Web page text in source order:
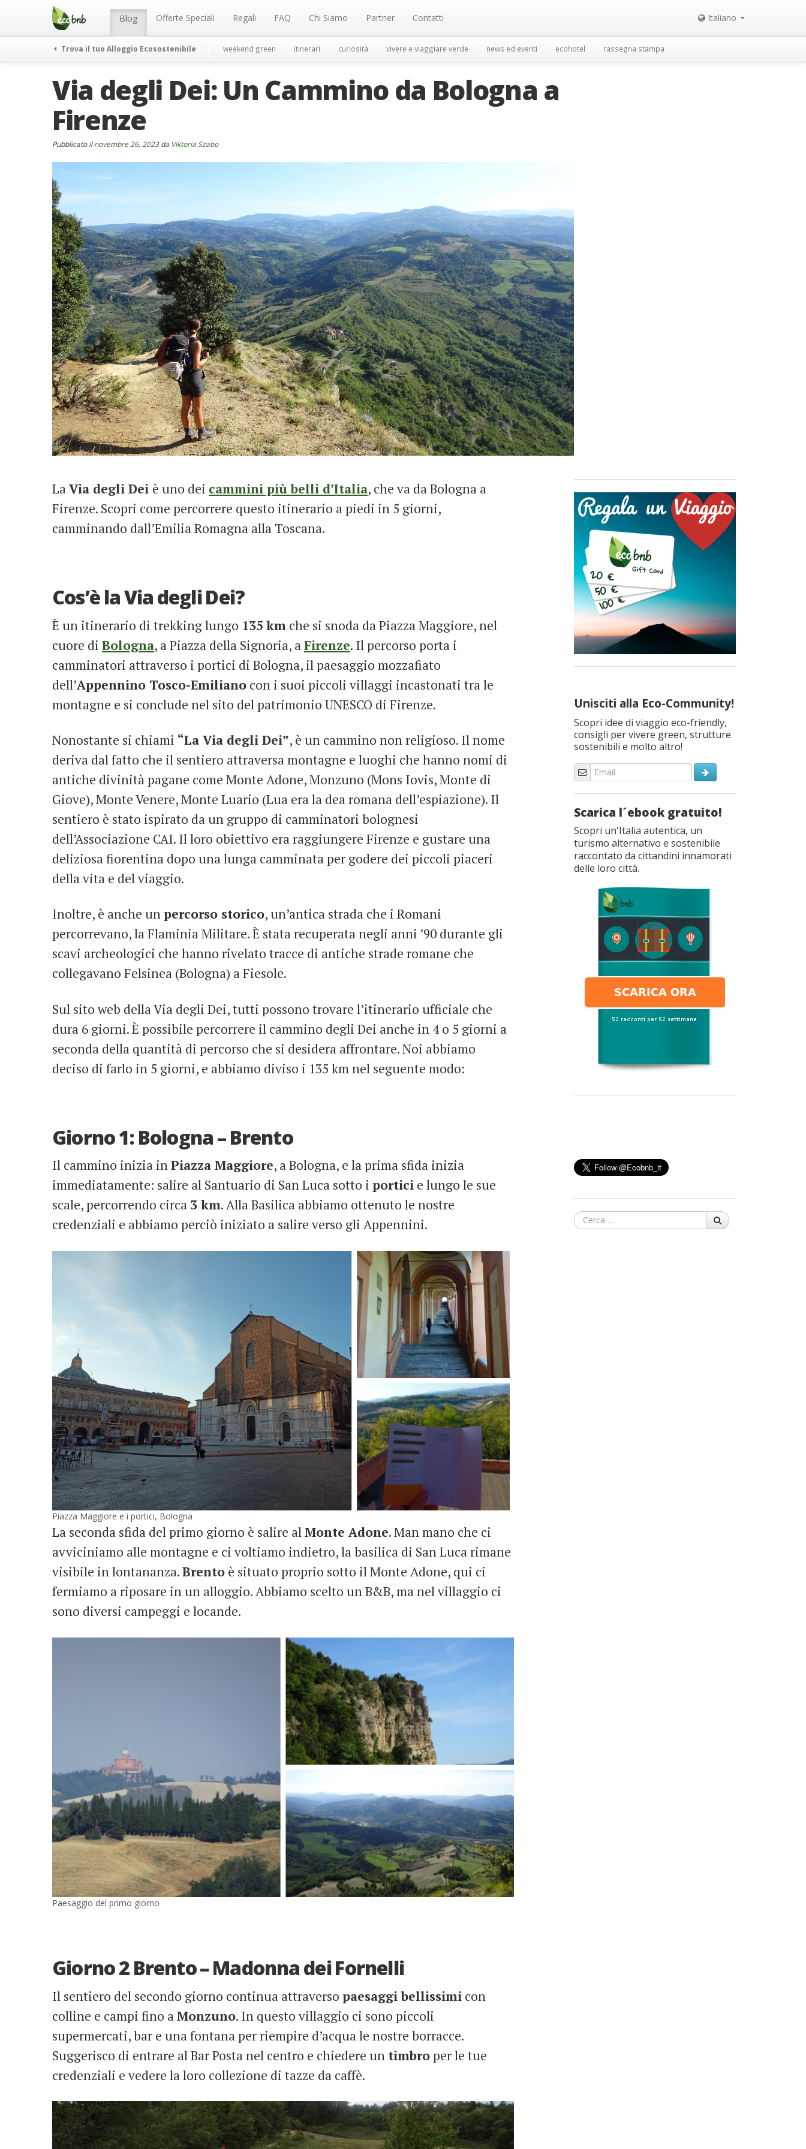
Menu Blog Offerte Speciali Regali FAQ Chi Siamo Partner Contatti Italiano
Trova il tuo Alloggio Ecosostenibile weekend green itinerari curiosità vivere e viaggiare verde news ed eventi ecohotel rassegna stampa
Via degli Dei: Un Cammino da Bologna a
Firenze
Pubblicato ilnovembre 26, 2023da Viktoria Szabo
LaVia degli Dei è uno dei cammini più belli d’Italia, che va da Bologna a
Firenze. Scopri come percorrere questo itinerario a piedi in 5 giorni,
camminando dall’Emilia Romagna alla Toscana.
Cos’è la Via degli Dei?
È un itinerario di trekking lungo 135 km che si snoda da Piazza Maggiore, nel
cuore di Bologna, a Piazza della Signoria, aFirenze. Il percorso porta i
camminatori attraverso i portici di Bologna, il paesaggio mozzafiato
dell’Appennino Tosco-Emiliano con i suoi piccoli villaggi incastonati tra le
montagne e si conclude nel sito del patrimonio UNESCO di Firenze.
Nonostante si chiami “La Via degli Dei”, è un cammino non religioso. Il nome
deriva dal fatto che il sentiero attraversa montagne e luoghi che hanno nomi di
antiche divinità pagane come Monte Adone, Monzuno (Mons Iovis, Monte di
Giove), Monte Venere, Monte Luario (Lua era la dea romana dell’espiazione). Il
sentiero è stato ispirato da un gruppo di camminatori bolognesi
dell’Associazione CAI. Il loro obiettivo era raggiungere Firenze e gustare una
deliziosa fiorentina dopo una lunga camminata per godere dei piccoli piaceri
della vita e del viaggio.
Inoltre, è anche unpercorso storico, un’antica strada che i Romani
percorrevano, la Flaminia Militare. È stata recuperata negli anni ’90 durante gli
scavi archeologici che hanno rivelato tracce di antiche strade romane che
collegavano Felsinea (Bologna) a Fiesole.
Sul sito web della Via degli Dei, tutti possono trovare l’itinerario ufficiale che
dura 6 giorni. È possibile percorrere il cammino degli Dei anche in 4 o 5 giorni a
seconda della quantità di percorso che si desidera affrontare. Noi abbiamo
deciso di farlo in 5 giorni, e abbiamo diviso i 135 km nel seguente modo:
Giorno 1: Bologna – Brento
Il cammino inizia inPiazza Maggiore, a Bologna, e la prima sfida inizia
immediatamente: salire al Santuario di San Luca sotto i portici e lungo le sue
scale, percorrendo circa 3 km. Alla Basilica abbiamo ottenuto le nostre
credenziali e abbiamo perciò iniziato a salire verso gli Appennini.
Piazza Maggiore e i portici, Bologna
La seconda sfida del primo giorno è salire alMonte Adone. Man mano che ci
avviciniamo alle montagne e ci voltiamo indietro, la basilica di San Luca rimane
visibile in lontananza.Brento è situato proprio sotto il Monte Adone, qui ci
fermiamo a riposare in un alloggio. Abbiamo scelto un B&B, ma nel villaggio ci
sono diversi campeggi e locande.
Paesaggio del primo giorno
Giorno 2 Brento – Madonna dei Fornelli
Il sentiero del secondo giorno continua attraverso paesaggi bellissimi con
colline e campi fino aMonzuno. In questo villaggio ci sono piccoli
supermercati, bar e una fontana per riempire d’acqua le nostre borracce.
Suggerisco di entrare al Bar Posta nel centro e chiedere un timbroper le tue
credenziali e vedere la loro collezione di tazze da caffè.
Unisciti alla Eco-Community!
Scopri idee di viaggio eco-friendly,
consigli per vivere green, strutture
sostenibili e molto altro!
Scarica l´ebook gratuito!
Scopri un'Italia autentica, un
turismo alternativo e sostenibile
raccontato da cittandini innamorati
delle loro città.
Cerca